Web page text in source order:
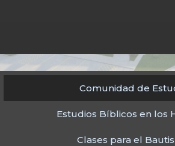
Comunidad de
Estudios Bíblicos en los
Clases para el